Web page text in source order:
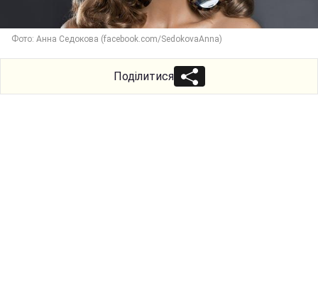
Фото: Анна Седокова (facebook.com/SedokovaAnna)
Поділитися